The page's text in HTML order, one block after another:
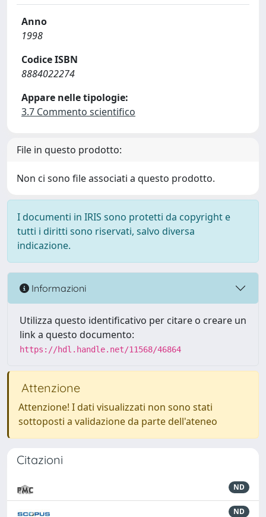
Anno
1998
Codice ISBN
8884022274
Appare nelle tipologie:
3.7 Commento scientifico
File in questo prodotto:
Non ci sono file associati a questo prodotto.
I documenti in IRIS sono protetti da copyright e
tutti i diritti sono riservati, salvo diversa
indicazione.
Informazioni
Utilizza questo identificativo per citare o creare un
link a questo documento:
https://hdl.handle.net/11568/46864
Attenzione
Attenzione! I dati visualizzati non sono stati
sottoposti a validazione da parte dell'ateneo
Citazioni
ND
ND